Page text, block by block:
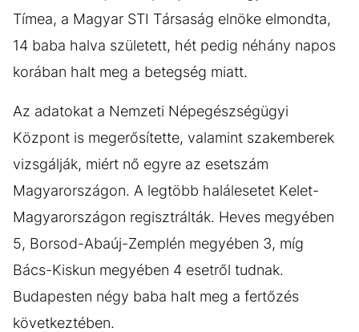
Tímea, a Magyar STI Társaság elnöke elmondta,
14 baba halva született, hét pedig néhány napos
korában halt meg a betegség miatt.
Az adatokat a Nemzeti Népegészségügyi
Központ is megerősítette, valamint szakemberek
vizsgálják, miért nő egyre az esetszám
Magyarországon. A legtöbb halálesetet Kelet-
Magyarországon regisztrálták. Heves megyében
5, Borsod-Abaúj-Zemplén megyében 3, míg
Bács-Kiskun megyében 4 esetről tudnak.
Budapesten négy baba halt meg a fertőzés
következtében.